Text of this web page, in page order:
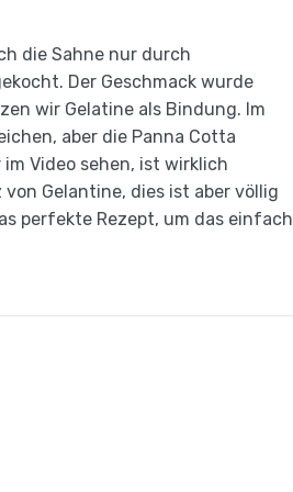
die Sahne nur durch
Der Geschmack wurde
wir Gelatine als Bindung. Im
aber die Panna Cotta
Video sehen, ist wirklich
Gelantine, dies ist aber völlig
perfekte Rezept, um das einfach